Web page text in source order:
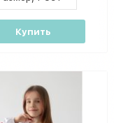
Купить